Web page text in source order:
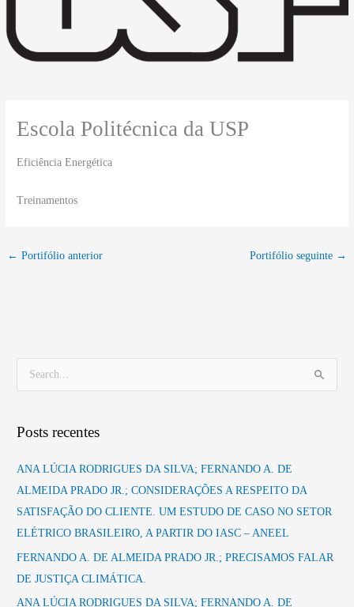
Escola Politécnica da USP
Eficiência Energética
Treinamentos
← Portifólio anterior Portifólio seguinte →
u
i
s
a
Posts recentes
ANA LÚCIA RODRIGUES DA SILVA; FERNANDO A. DE
ALMEIDA PRADO JR.; CONSIDERAÇÕES A RESPEITO DA
SATISFAÇÃO DO CLIENTE. UM ESTUDO DE CASO NO SETOR
ELÉTRICO BRASILEIRO, A PARTIR DO IASC – ANEEL
FERNANDO A. DE ALMEIDA PRADO JR.; PRECISAMOS FALAR
DE JUSTIÇA CLIMÁTICA.
ANA LÚCIA RODRIGUES DA SILVA; FERNANDO A. DE